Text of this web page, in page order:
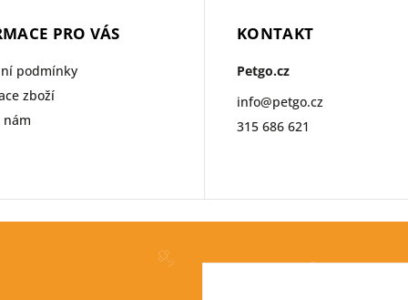
PRO VÁS
podmínky
zboží
KONTAKT
Petgo.cz
info@petgo.cz
315 686 621